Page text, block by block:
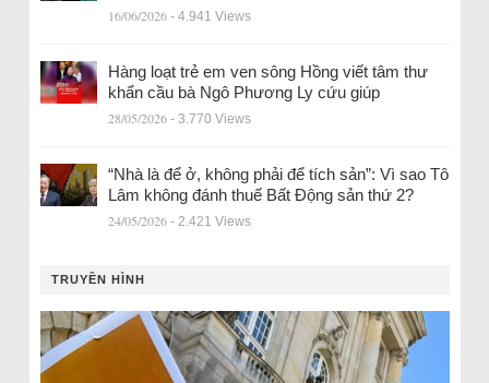
16/06/2026 - 4.941 Views
Hàng loạt trẻ em ven sông Hồng viết tâm thư
khẩn cầu bà Ngô Phương Ly cứu giúp
28/05/2026 - 3.770 Views
“Nhà là để ở, không phải để tích sản”: Vì sao Tô
Lâm không đánh thuế Bất Động sản thứ 2?
24/05/2026 - 2.421 Views
TRUYỀN HÌNH